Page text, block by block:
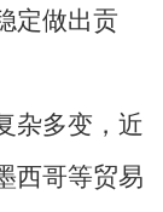
定做出贡
多变，近
西哥等贸易